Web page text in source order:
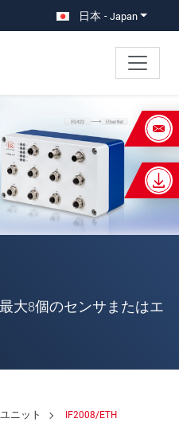
日本 - Japan
大8個のセンサまたはエ
ニット
IF2008/ETH
×
IF2008/ETH